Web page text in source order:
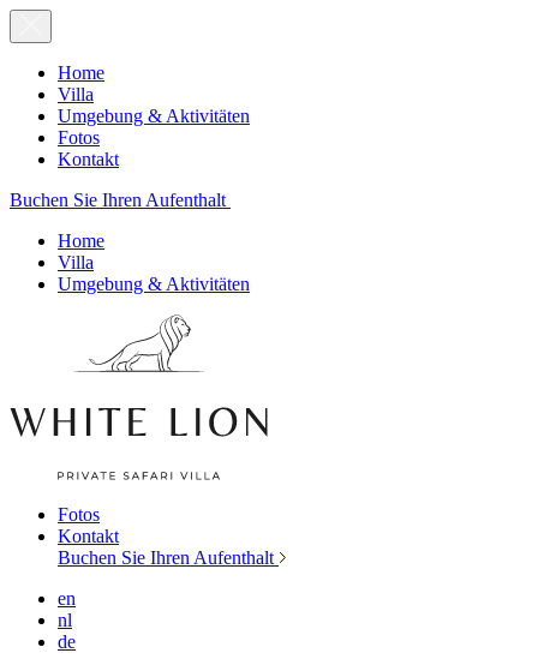
Home
Villa
Umgebung & Aktivitäten
Fotos
Kontakt
Buchen Sie Ihren Aufenthalt
Home
Villa
Umgebung & Aktivitäten
Fotos
Kontakt
Buchen Sie Ihren Aufenthalt
en
nl
de